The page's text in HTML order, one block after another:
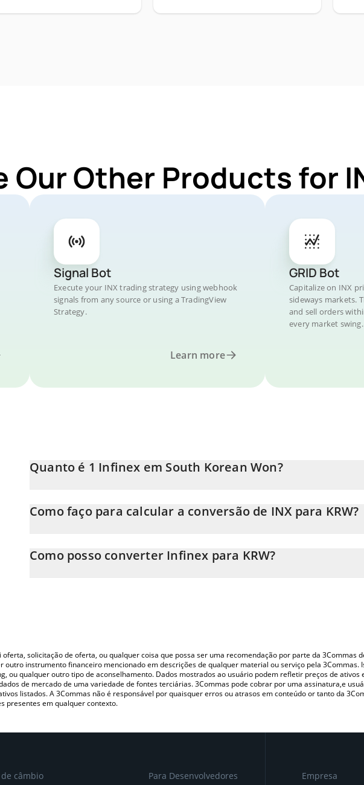
Our Other Products for
Signal Bot
Execute your INX trading strategy using webhook
signals from any source or using a TradingView
Strategy.
Learn more
GRID Bot
Capitalize on INX
sideways markets.
and sell orders
every market swing.
Quanto é 1 Infinex em South Korean Won?
Neste momento, 1 Infinex equivale a 10.9 KRW
Como faço para calcular a conversão de INX para KRW?
inserindo a quantidade de Infinex no campo correspondente e converterá
Korean Won (KRW).
Como posso converter Infinex para KRW?
solicitação de oferta, ou qualquer coisa que possa ser uma recomendação por parte da 3Commas
instrumento financeiro mencionado em descrições de qualquer material ou serviço pela 3Commas.
ou qualquer outro tipo de aconselhamento. Dados mostrados ao usuário podem refletir preços de
de mercado de uma variedade de fontes terciárias. 3Commas pode cobrar por uma assinatura,e
listados. A 3Commas não é responsável por quaisquer erros ou atrasos em conteúdo or tanto da
presentes em qualquer contexto.
de câmbio Para Desenvolvedores Empresa